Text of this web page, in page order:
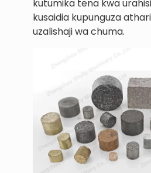
kutumika tena kwa
kusaidia kupunguza
uzalishaji wa chuma.